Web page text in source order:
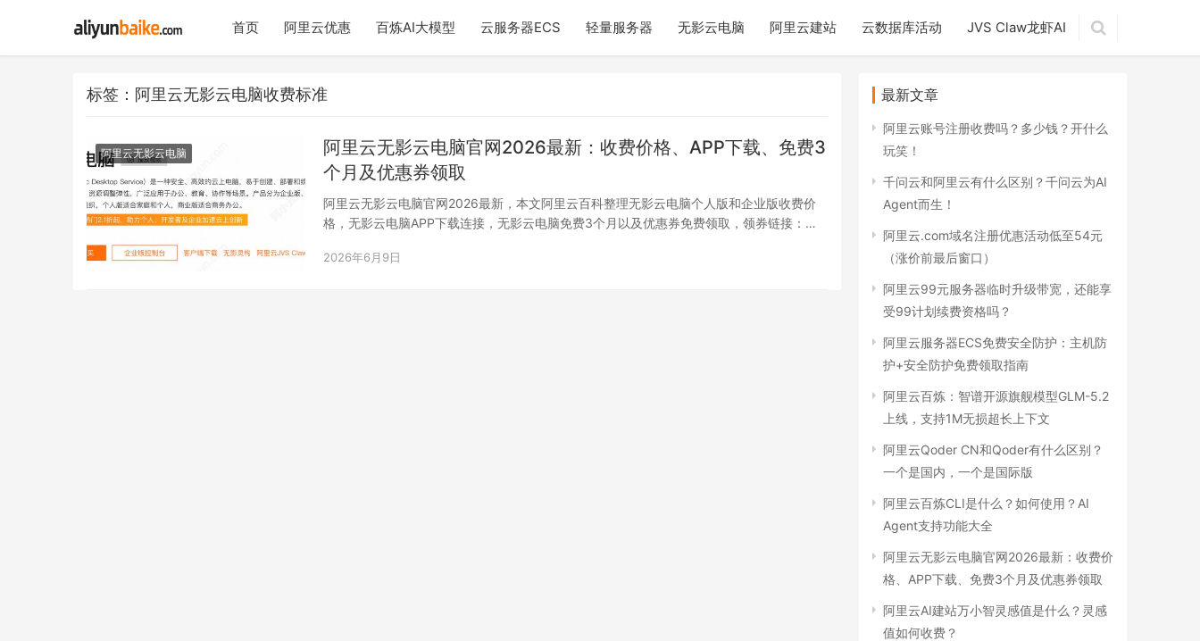
首页 阿里云优惠 百炼AI大模型 云服务器ECS 轻量服务器 无影云电脑 阿里云建站 云数据库活动 JVS Claw龙虾AI
标签：阿里云无影云电脑收费标准
阿里云无影云电脑
阿里云无影云电脑官网2026最新：收费价格、APP下载、免费3
个月及优惠券领取
阿里云无影云电脑官网2026最新，本文阿里云百科整理无影云电脑个人版和企业版收费价
格，无影云电脑APP下载连接，无影云电脑免费3个月以及优惠券免费领取，领券链接：
2026年6月9日
最新文章
阿里云账号注册收费吗？多少钱？开什么
玩笑！
千问云和阿里云有什么区别？千问云为AI
Agent而生！
阿里云.com域名注册优惠活动低至54元
（涨价前最后窗口）
阿里云99元服务器临时升级带宽，还能享
受99计划续费资格吗？
阿里云服务器ECS免费安全防护：主机防
护+安全防护免费领取指南
阿里云百炼：智谱开源旗舰模型GLM-5.2
上线，支持1M无损超长上下文
阿里云Qoder CN和Qoder有什么区别？
一个是国内，一个是国际版
阿里云百炼CLI是什么？如何使用？AI
Agent支持功能大全
阿里云无影云电脑官网2026最新：收费价
格、APP下载、免费3个月及优惠券领取
阿里云AI建站万小智灵感值是什么？灵感
值如何收费？